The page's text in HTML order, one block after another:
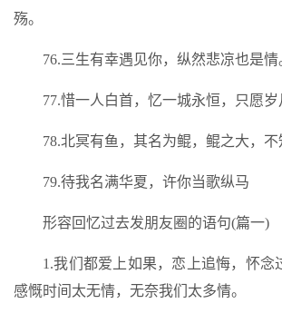
殇。
76.三生有幸遇见你，纵然悲凉也是情
77.惜一人白首，忆一城永恒，只愿岁
78.北冥有鱼，其名为鲲，鲲之大，不
79.待我名满华夏，许你当歌纵马
形容回忆过去发朋友圈的语句(篇一)
1.我们都爱上如果，恋上追悔，怀念
感慨时间太无情，无奈我们太多情。